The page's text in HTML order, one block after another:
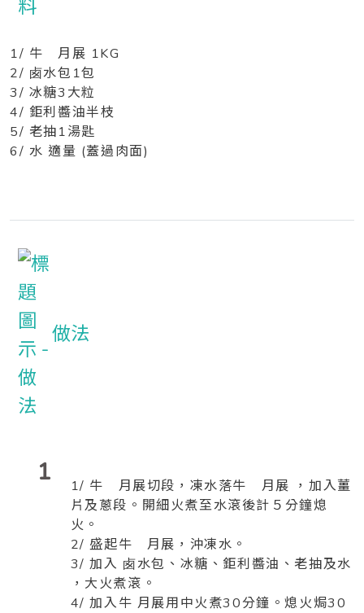
1/ 牛 月展 1KG
2/ 卥水包1包
3/ 冰糖3大粒
4/ 鉅利醬油半枝
5/ 老抽1湯匙
6/ 水 適量 (蓋過肉面)
做法
1
1/ 牛 月展切段，凍水落牛 月展 ，加入薑
片及蔥段。開細火煮至水滾後計５分鐘熄
火。
2/ 盛起牛 月展，沖凍水。
3/ 加入 卥水包、冰糖、鉅利醬油、老抽及水
，大火煮滾。
4/ 加入牛 月展用中火煮30分鐘。熄火焗30